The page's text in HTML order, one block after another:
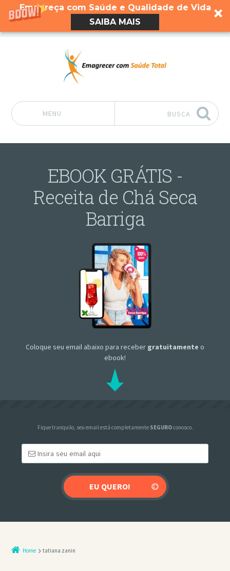
Emagreça com Saúde e Qualidade de Vida
SAIBA MAIS
MENU BUSCA
EBOOK GRÁTIS -
Receita de Chá Seca
Barriga
Coloque seu email abaixo para receber gratuitamente o
ebook!
Fique tranquilo, seu email está completamente SEGUROconosco.
Home tatiana zanin